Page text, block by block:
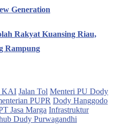
Generation
Rakyat Kuansing Riau,
Rampung
KAI Jalan Tol Menteri PU Dody
PUPR Dody Hanggodo
Jasa Marga Infrastruktur
Dudy Purwagandhi